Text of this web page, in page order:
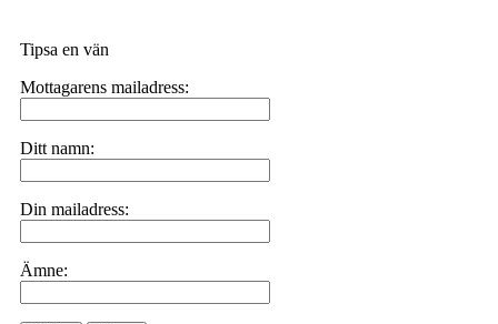
Tipsa en vän
Mottagarens mailadress:
Ditt namn:
Din mailadress:
Ämne: